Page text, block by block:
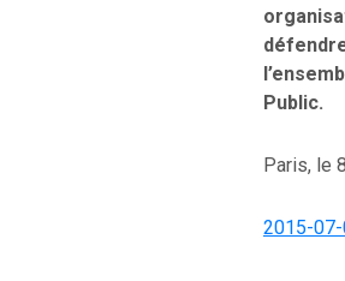
Public.
Paris, le
2015-07-